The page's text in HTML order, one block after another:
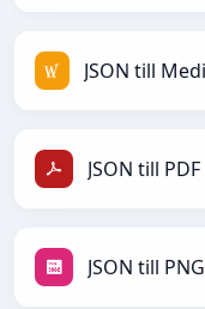
JSON till PDF
JSON till PNG